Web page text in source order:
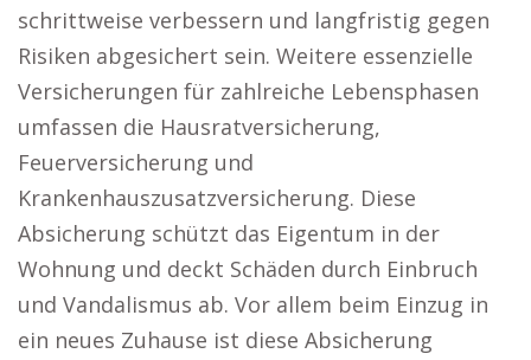
schrittweise verbessern und langfristig gegen
Risiken abgesichert sein. Weitere essenzielle
Versicherungen für zahlreiche Lebensphasen
umfassen die Hausratversicherung,
Feuerversicherung und
Krankenhauszusatzversicherung. Diese
Absicherung schützt das Eigentum in der
Wohnung und deckt Schäden durch Einbruch
und Vandalismus ab. Vor allem beim Einzug in
ein neues Zuhause ist diese Absicherung